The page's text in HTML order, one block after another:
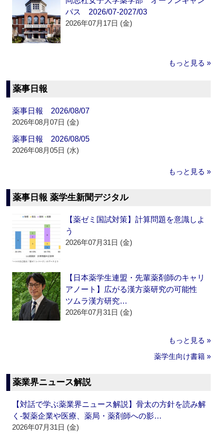
パス 2026/07-2027/03
2026年07月17日 (金)
もっと見る »
薬事日報
薬事日報 2026/08/07
2026年08月07日 (金)
薬事日報 2026/08/05
2026年08月05日 (水)
もっと見る »
薬事日報 薬学生新聞デジタル
【薬ゼミ国試対策】計算問題を意識しよ
う
2026年07月31日 (金)
【日本薬学生連盟・先輩薬剤師のキャリ
アノート】広がる漢方薬研究の可能性
ツムラ漢方研究…
2026年07月31日 (金)
もっと見る »
薬学生向け書籍 »
薬業界ニュース解説
【対話で学ぶ薬業界ニュース解説】骨太の方針を読み解
く‐製薬企業や医療、薬局・薬剤師への影…
2026年07月31日 (金)